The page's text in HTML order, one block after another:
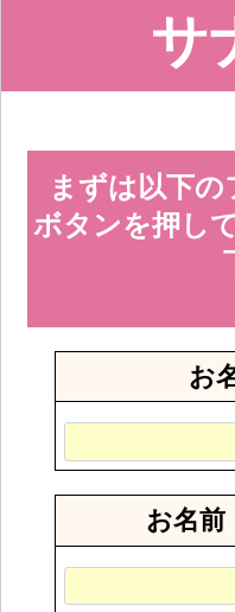
サ
まずは以下の
ボタンを押し
お
お名前